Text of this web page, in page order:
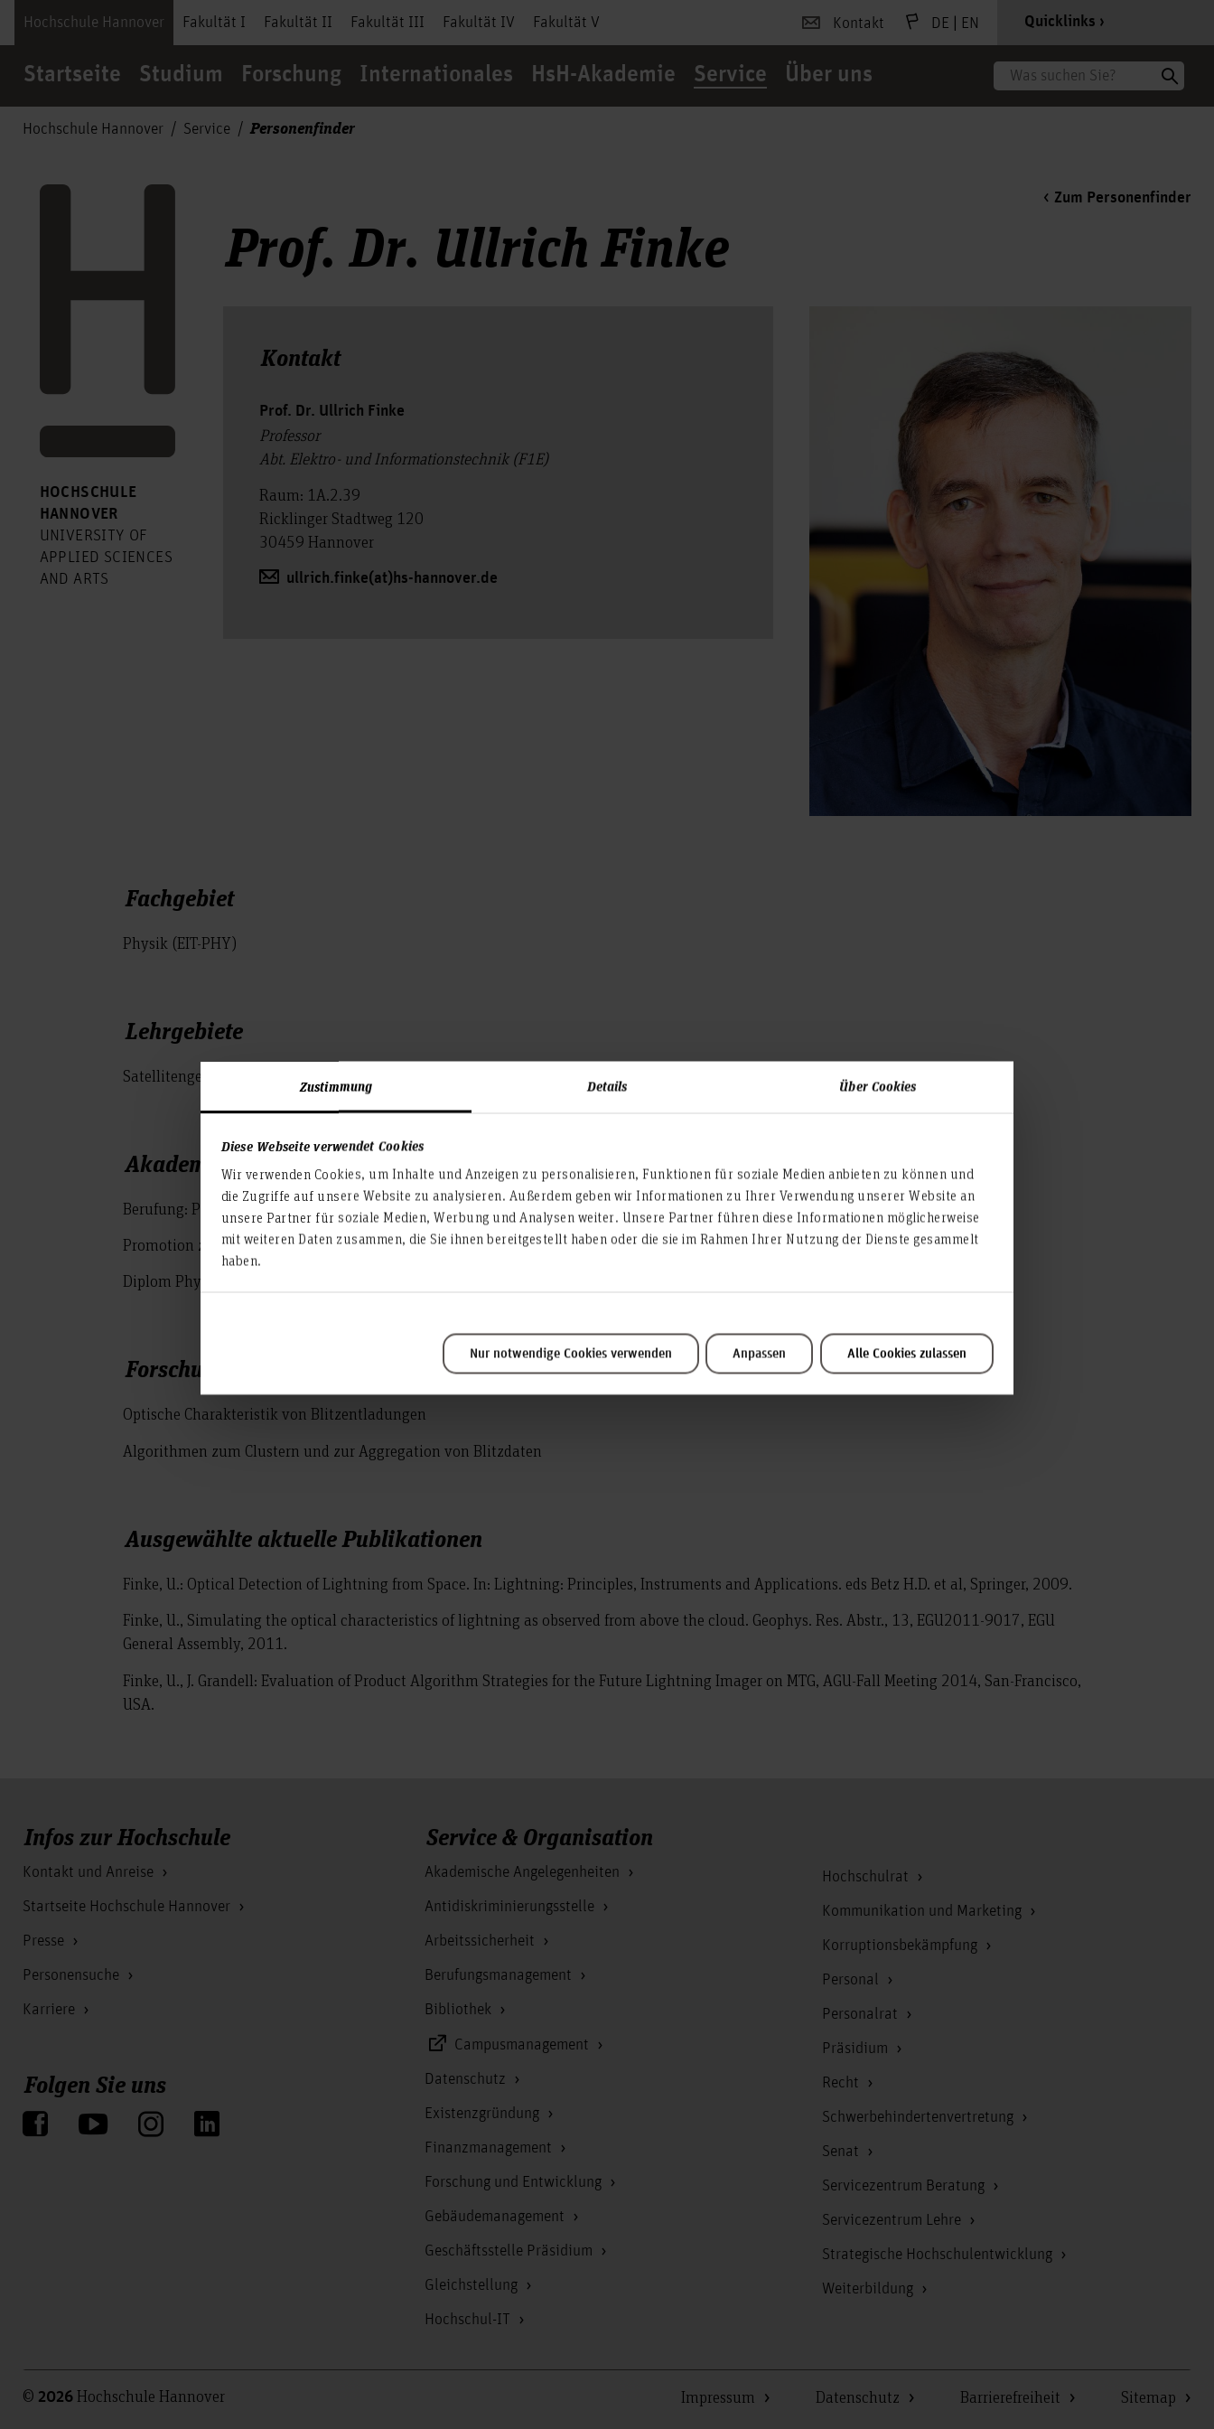
Zustimmung Details Über Cookies
Diese Webseite verwendet Cookies
Wir verwenden Cookies, um Inhalte und Anzeigen zu personalisieren, Funktionen für soziale Medien anbieten zu können und
die Zugriffe auf unsere Website zu analysieren. Außerdem geben wir Informationen zu Ihrer Verwendung unserer Website an
unsere Partner für soziale Medien, Werbung und Analysen weiter. Unsere Partner führen diese Informationen möglicherweise
mit weiteren Daten zusammen, die Sie ihnen bereitgestellt haben oder die sie im Rahmen Ihrer Nutzung der Dienste gesammelt
haben.
Nur notwendige Cookies verwenden Anpassen Alle Cookies zulassen
Hochschule Hannover Fakultät I Fakultät II Fakultät III Fakultät IV Fakultät V Kontakt DE | EN Quicklinks
Startseite Studium Forschung Internationales HsH-Akademie Service Über uns Suche
Hochschule Hannover Service Personenfinder
HOCHSCHULE
HANNOVER
UNIVERSITY OF
APPLIED SCIENCES
AND ARTS
Zum Personenfinder
Prof. Dr. Ullrich Finke
Kontakt
Prof. Dr. Ullrich Finke
Professor
Abt. Elektro- und Informationstechnik (F1E)
Raum: 1A.2.39
Ricklinger Stadtweg 120
30459 Hannover
ullrich.finke(at)hs-hannover.de
Fachgebiet
Physik (EIT-PHY)
Lehrgebiete
Satellitengestützte optische Beobachtung von Blitzen
Akademischer Werdegang
Berufung: Professor an der FH Hannover 2006
Promotion zum Thema atmosphärischer Schwerewellen, Ludwig-Maximilians-Universität München, 1995
Diplom Physik, Universität Odessa, USSR, 1986
Forschungs- und Entwicklungsvorhaben
Optische Charakteristik von Blitzentladungen
Algorithmen zum Clustern und zur Aggregation von Blitzdaten
Ausgewählte aktuelle Publikationen
Finke, U.: Optical Detection of Lightning from Space. In: Lightning: Principles, Instruments and Applications. eds Betz H.D. et al, Springer, 2009.
Finke, U., Simulating the optical characteristics of lightning as observed from above the cloud. Geophys. Res. Abstr., 13, EGU2011-9017, EGU
General Assembly, 2011.
Finke, U., J. Grandell: Evaluation of Product Algorithm Strategies for the Future Lightning Imager on MTG, AGU-Fall Meeting 2014, San-Francisco,
USA.
Infos zur Hochschule
Kontakt und Anreise
Startseite Hochschule Hannover
Presse
Personensuche
Karriere
Folgen Sie uns
Service & Organisation
Akademische Angelegenheiten
Antidiskriminierungsstelle
Arbeitssicherheit
Berufungsmanagement
Bibliothek
Campusmanagement
Datenschutz
Existenzgründung
Finanzmanagement
Forschung und Entwicklung
Gebäudemanagement
Geschäftsstelle Präsidium
Gleichstellung
Hochschul-IT
Hochschulrat
Kommunikation und Marketing
Korruptionsbekämpfung
Personal
Personalrat
Präsidium
Recht
Schwerbehindertenvertretung
Senat
Servicezentrum Beratung
Servicezentrum Lehre
Strategische Hochschulentwicklung
Weiterbildung
© 2026 Hochschule Hannover Impressum Datenschutz Barrierefreiheit Sitemap